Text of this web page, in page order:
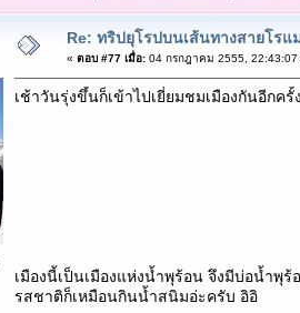
Re: ทริปยุโรปบนเส้นทางสายโรแ
« ตอบ #77 เมื่อ:04 กรกฎาคม 2555, 22:43:07
เช้าวันรุ่งขึ้นก็เข้าไปเยี่ยมชมเมืองกันอีกค
เมืองนี้เป็นเมืองแห่งน้ำพุร้อน จึงมีบ่อน้ำ
รสชาติก็เหมือนกินน้ำสนิมอ่ะครับ อิอิ